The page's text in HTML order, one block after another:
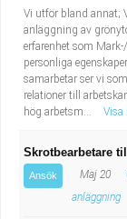
Vi utför bland annat;
anläggning av
erfarenhet som
personliga
samarbetar ser vi
relationer till
hög arbetsm...
Visa
Skrotbearbetare
Ansök Maj 20
anläggning